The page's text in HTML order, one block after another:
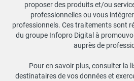
proposer des produits et/ou
professionnelles ou vous
professionnels. Ces traitements sont
du groupe Infopro Digital à
auprès de
Pour en savoir plus, consulter la
destinataires de vos données et